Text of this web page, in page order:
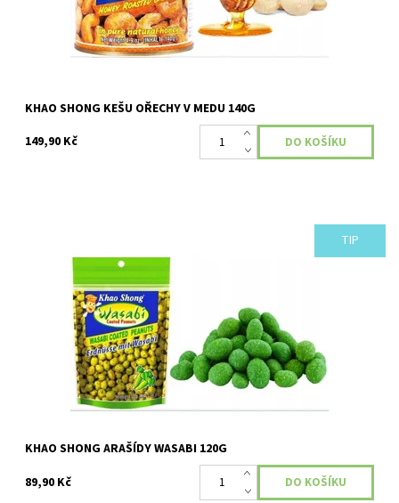
KHAO SHONG KEŠU OŘECHY V MEDU 140G
149,90 Kč
TIP
Dostupnost:
Skladem
KHAO SHONG ARAŠÍDY WASABI 120G
89,90 Kč